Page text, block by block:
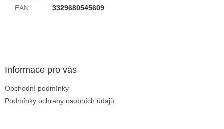
EAN: 3329680545609
Informace pro vás
Obchodní podmínky
Podmínky ochrany osobních údajů